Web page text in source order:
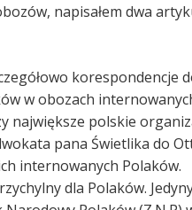
napisałem dwa
korespondencje
w obozach
największe polskie
pana Świetlika do
internowanych Polaków.
dla Polaków.